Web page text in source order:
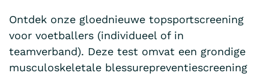
Ontdek onze gloednieuwe topsportscreening
voor voetballers (individueel of in
teamverband). Deze test omvat een grondige
musculoskeletale blessurepreventiescreening